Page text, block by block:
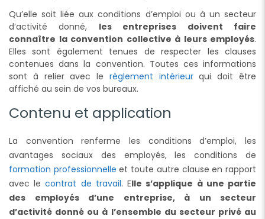
Qu’elle soit liée aux conditions d’emploi ou à un secteur
d’activité donné, les entreprises doivent faire
connaître la convention collective à leurs employés.
Elles sont également tenues de respecter les clauses
contenues dans la convention. Toutes ces informations
sont à relier avec le règlement intérieurqui doit être
affiché au sein de vos bureaux.
Contenu et application
La convention renferme les conditions d’emploi, les
avantages sociaux des employés, les conditions de
formation professionnelle et toute autre clause en rapport
avec lecontrat de travail. Elle s’applique à une partie
des employés d’une entreprise, à un secteur
d’activité donné ou à l’ensemble du secteur privé au